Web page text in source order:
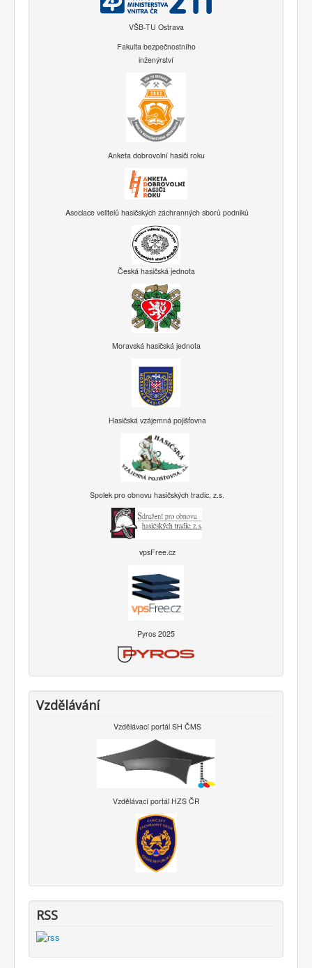
VŠB-TU Ostrava
Fakulta bezpečnostního
inženýrství
Anketa dobrovolní hasiči roku
Asociace velitelů hasičských záchranných sborů podniků
Česká hasičská jednota
Moravská hasičská jednota
Hasičská vzájemná pojišťovna
Spolek pro obnovu hasičských tradic, z.s.
vpsFree.cz
Pyros 2025
Vzdělávání
Vzdělávací portál SH ČMS
Vzdělávací portál HZS ČR
RSS